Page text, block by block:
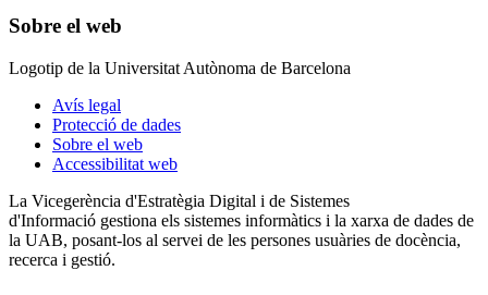
Sobre el web
Logotip de la Universitat Autònoma de Barcelona
Avís legal
Protecció de dades
Sobre el web
Accessibilitat web
La Vicegerència d'Estratègia Digital i de Sistemes
d'Informació gestiona els sistemes informàtics i la xarxa de dades de
la UAB, posant-los al servei de les persones usuàries de docència,
recerca i gestió.